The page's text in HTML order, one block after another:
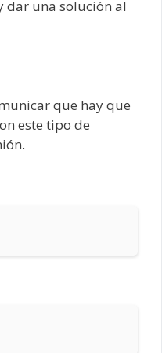
dar una solución al
que hay que
este tipo de